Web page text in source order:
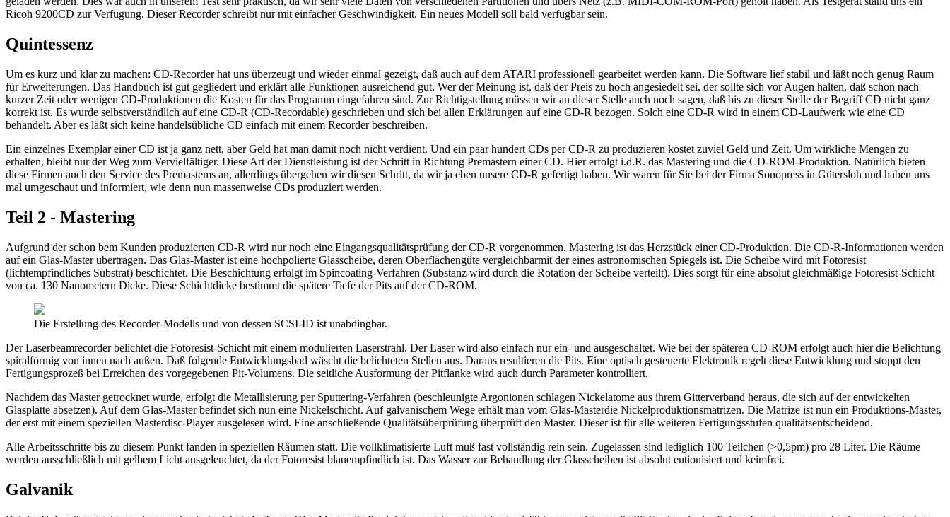
Ricoh 9200CD zur Verfügung. Dieser Recorder schreibt nur mit einfacher Geschwindigkeit. Ein neues Modell soll bald verfügbar sein.
Quintessenz
Um es kurz und klar zu machen: CD-Recorder hat uns überzeugt und wieder einmal gezeigt, daß auch auf dem ATARI professionell gearbeitet werden kann. Die Software lief stabil und läßt noch genug Raum
für Erweiterungen. Das Handbuch ist gut gegliedert und erklärt alle Funktionen ausreichend gut. Wer der Meinung ist, daß der Preis zu hoch angesiedelt sei, der sollte sich vor Augen halten, daß schon nach
kurzer Zeit oder wenigen CD-Produktionen die Kosten für das Programm eingefahren sind. Zur Richtigstellung müssen wir an dieser Stelle auch noch sagen, daß bis zu dieser Stelle der Begriff CD nicht ganz
korrekt ist. Es wurde selbstverständlich auf eine CD-R (CD-Recordable) geschrieben und sich bei allen Erklärungen auf eine CD-R bezogen. Solch eine CD-R wird in einem CD-Laufwerk wie eine CD
behandelt. Aber es läßt sich keine handelsübliche CD einfach mit einem Recorder beschreiben.
Ein einzelnes Exemplar einer CD ist ja ganz nett, aber Geld hat man damit noch nicht verdient. Und ein paar hundert CDs per CD-R zu produzieren kostet zuviel Geld und Zeit. Um wirkliche Mengen zu
erhalten, bleibt nur der Weg zum Vervielfältiger. Diese Art der Dienstleistung ist der Schritt in Richtung Premastern einer CD. Hier erfolgt i.d.R. das Mastering und die CD-ROM-Produktion. Natürlich bieten
diese Firmen auch den Service des Premastems an, allerdings übergehen wir diesen Schritt, da wir ja eben unsere CD-R gefertigt haben. Wir waren für Sie bei der Firma Sonopress in Gütersloh und haben uns
mal umgeschaut und informiert, wie denn nun massenweise CDs produziert werden.
Teil 2 - Mastering
Aufgrund der schon bem Kunden produzierten CD-R wird nur noch eine Eingangsqualitätsprüfung der CD-R vorgenommen. Mastering ist das Herzstück einer CD-Produktion. Die CD-R-Informationen werden
auf ein Glas-Master übertragen. Das Glas-Master ist eine hochpolierte Glasscheibe, deren Oberflächengüte vergleichbarmit der eines astronomischen Spiegels ist. Die Scheibe wird mit Fotoresist
(lichtempfindliches Substrat) beschichtet. Die Beschichtung erfolgt im Spincoating-Verfahren (Substanz wird durch die Rotation der Scheibe verteilt). Dies sorgt für eine absolut gleichmäßige Fotoresist-Schicht
von ca. 130 Nanometern Dicke. Diese Schichtdicke bestimmt die spätere Tiefe der Pits auf der CD-ROM.
Die Erstellung des Recorder-Modells und von dessen SCSI-ID ist unabdingbar.
Der Laserbeamrecorder belichtet die Fotoresist-Schicht mit einem modulierten Laserstrahl. Der Laser wird also einfach nur ein- und ausgeschaltet. Wie bei der späteren CD-ROM erfolgt auch hier die Belichtung
spiralförmig von innen nach außen. Daß folgende Entwicklungsbad wäscht die belichteten Stellen aus. Daraus resultieren die Pits. Eine optisch gesteuerte Elektronik regelt diese Entwicklung und stoppt den
Fertigungsprozeß bei Erreichen des vorgegebenen Pit-Volumens. Die seitliche Ausformung der Pitflanke wird auch durch Parameter kontrolliert.
Nachdem das Master getrocknet wurde, erfolgt die Metallisierung per Sputtering-Verfahren (beschleunigte Argonionen schlagen Nickelatome aus ihrem Gitterverband heraus, die sich auf der entwickelten
Glasplatte absetzen). Auf dem Glas-Master befindet sich nun eine Nickelschicht. Auf galvanischem Wege erhält man vom Glas-Masterdie Nickelproduktionsmatrizen. Die Matrize ist nun ein Produktions-Master,
der erst mit einem speziellen Masterdisc-Player ausgelesen wird. Eine anschließende Qualitätsüberprüfung überprüft den Master. Dieser ist für alle weiteren Fertigungsstufen qualitätsentscheidend.
Alle Arbeitsschritte bis zu diesem Punkt fanden in speziellen Räumen statt. Die vollklimatisierte Luft muß fast vollständig rein sein. Zugelassen sind lediglich 100 Teilchen (>0,5pm) pro 28 Liter. Die Räume
werden ausschließlich mit gelbem Licht ausgeleuchtet, da der Fotoresist blauempfindlich ist. Das Wasser zur Behandlung der Glasscheiben ist absolut entionisiert und keimfrei.
Galvanik